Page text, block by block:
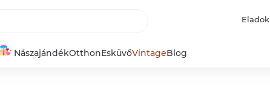
Eladok
NászajándékOtthonEsküvőVintageBlog